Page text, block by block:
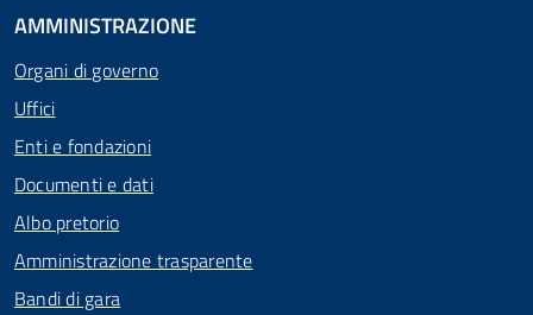
AMMINISTRAZIONE
Organi di governo
Uffici
Enti e fondazioni
Documenti e dati
Albo pretorio
Amministrazione trasparente
Bandi di gara